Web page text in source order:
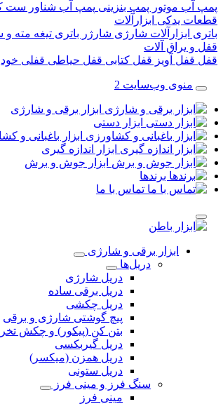
پمپ آب موتور پمپ بنزینی پمپ آب شناور ست
قطعات یدکی ابزارآلات
باتری ابزارآلات شارژی شارژر باتری تیغه مته
قفل و یراق آلات
قفل قفل آویز قفل کتابی قفل حیاطی قفلی
منوی وب‌سایت 2
ابزار برقی و شارژی
ابزار دستی
ابزار باغبانی و
ابزار اندازه گیری
ابزار جوش و برش
برندها
تماس با ما
ابزار برقی و شارژی
دریل‌ها
دریل شارژی
دریل برقی ساده
دریل چکشی
پیچ گوشتی شارژی و برقی
بتن کن (پیکور) و چکش
دریل گیربکسی
دریل همزن (میکسر)
دریل ستونی
سنگ فرز و مینی فرز
مینی فرز